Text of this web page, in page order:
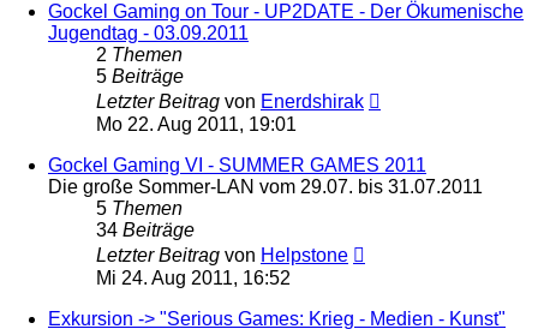
Gockel Gaming on Tour - UP2DATE - Der Ökumenische
Jugendtag - 03.09.2011
2 Themen
5 Beiträge
Letzter Beitrag von Enerdshirak
Mo 22. Aug 2011, 19:01
Gockel Gaming VI - SUMMER GAMES 2011
Die große Sommer-LAN vom 29.07. bis 31.07.2011
5 Themen
34 Beiträge
Letzter Beitrag von Helpstone
Mi 24. Aug 2011, 16:52
Exkursion -> "Serious Games: Krieg - Medien - Kunst"